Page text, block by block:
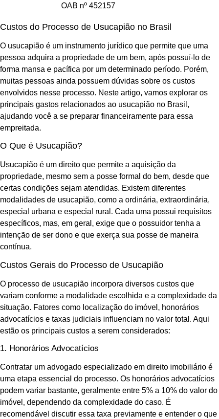
OAB nº 452157
Custos do Processo de Usucapião no Brasil
O usucapião é um instrumento jurídico que permite que uma
pessoa adquira a propriedade de um bem, após possuí-lo de
forma mansa e pacífica por um determinado período. Porém,
muitas pessoas ainda possuem dúvidas sobre os custos
envolvidos nesse processo. Neste artigo, vamos explorar os
principais gastos relacionados ao usucapião no Brasil,
ajudando você a se preparar financeiramente para essa
empreitada.
O Que é Usucapião?
Usucapião é um direito que permite a aquisição da
propriedade, mesmo sem a posse formal do bem, desde que
certas condições sejam atendidas. Existem diferentes
modalidades de usucapião, como a ordinária, extraordinária,
especial urbana e especial rural. Cada uma possui requisitos
específicos, mas, em geral, exige que o possuidor tenha a
intenção de ser dono e que exerça sua posse de maneira
contínua.
Custos Gerais do Processo de Usucapião
O processo de usucapião incorpora diversos custos que
variam conforme a modalidade escolhida e a complexidade da
situação. Fatores como localização do imóvel, honorários
advocatícios e taxas judiciais influenciam no valor total. Aqui
estão os principais custos a serem considerados:
1. Honorários Advocatícios
Contratar um advogado especializado em direito imobiliário é
uma etapa essencial do processo. Os honorários advocatícios
podem variar bastante, geralmente entre 5% a 10% do valor do
imóvel, dependendo da complexidade do caso. É
recomendável discutir essa taxa previamente e entender o que